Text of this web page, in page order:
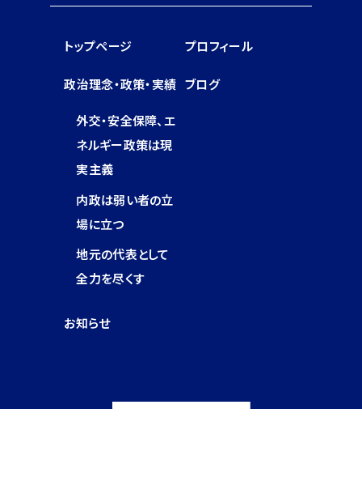
トップページ プロフィール
政治理念・政策・実績
外交・安全保障、エ
ネルギー政策は現
実主義
内政は弱い者の立
場に立つ
地元の代表として
全力を尽くす
ブログ
お知らせ